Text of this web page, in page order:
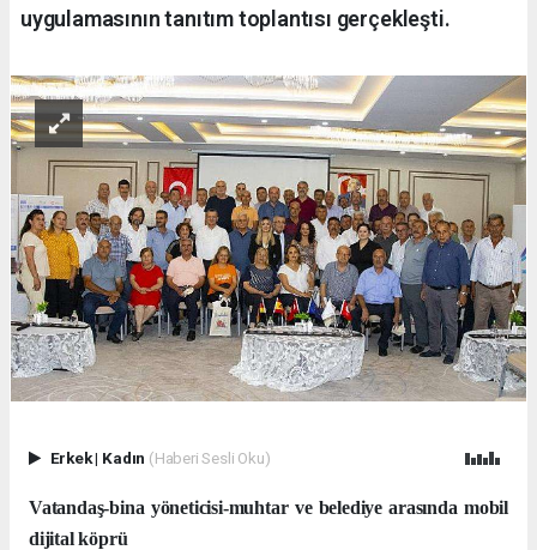
uygulamasının tanıtım toplantısı gerçekleşti.
Erkek| Kadın (Haberi Sesli Oku)
Vatandaş-bina yöneticisi-muhtar ve belediye arasında mobil
dijital köprü